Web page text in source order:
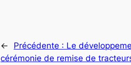
← Précédente : Le
cérémonie de remise de